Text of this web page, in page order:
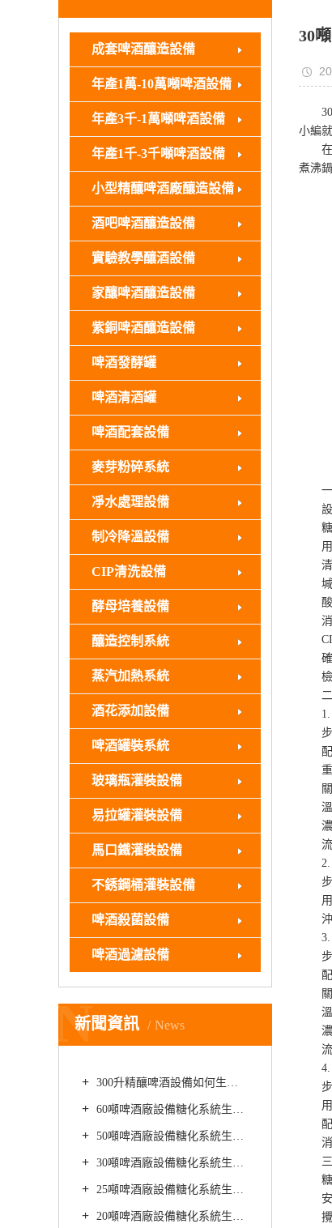
成套啤酒釀造設備
年產1萬-10萬噸啤酒設備
年產3千-1萬噸啤酒設備
年產1千-3千噸啤酒設備
小型精釀啤酒廠釀造設備
酒吧啤酒釀造設備
實驗教學釀酒設備
家釀啤酒釀造設備
紫銅啤酒釀造設備
啤酒發酵罐
啤酒清酒罐
啤酒配套設備
麥芽粉碎系統
凈水處理設備
制冷降溫設備
CIP清洗設備
酵母培養設備
釀造控制系統
蒸汽加熱系統
酒花添加設備
啤酒罐裝系統
玻璃瓶灌裝設備
易拉罐灌裝設備
馬口鐵灌裝設備
不銹鋼桶灌裝設備
啤酒殺菌設備
啤酒過濾設備
新聞資訊 News
N
300升精釀啤酒設備如何生產品質上乘的美式世濤啤酒
60噸啤酒廠設備糖化系統生產精釀黑啤酒需要用到哪些種類的啤酒花
50噸啤酒廠設備糖化系統生產精釀啤酒時如何防止啤酒酸堿失衡
30噸啤酒廠設備糖化系統生產精釀啤酒時如何降低啤酒的整體酸度
25噸啤酒廠設備糖化系統生產精釀啤酒時如何優化啤酒的綜合口味
20噸啤酒廠設備糖化系統生產精釀黑啤有哪些營養價值
30
30
小編
在30
煮沸
一
設
糖化
用
清
堿性
酸性
消毒
CIP
確認
檢查
二
1.
步
配制
重點
關
溫度
濃度
流量
2.
步
用
沖洗
3.
步
配制
關
溫度
濃度
流量
4.
步
用常
配制
消毒
三
糖
安裝
攪拌